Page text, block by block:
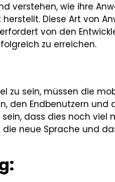
verstehen, wie ihre
Diese Art von
von den
zu erreichen.
zu sein, müssen die
den Endbenutzern und
dass dies noch viel
neue Sprache und